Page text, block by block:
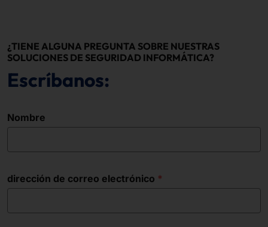
¿TIENE ALGUNA PREGUNTA SOBRE NUESTRAS
SOLUCIONES DE SEGURIDAD INFORMÁTICA?
Escríbanos:
Nombre
dirección de correo electrónico